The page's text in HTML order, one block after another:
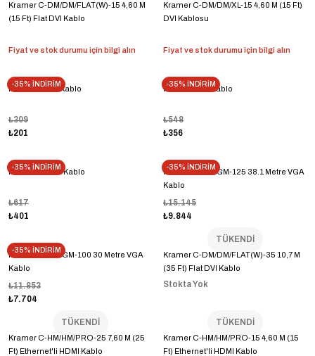
Kramer C-DM/DM/FLAT(W)-15 4,60 M
(15 Ft) Flat DVI Kablo
Fiyat ve stok durumu için bilgi alın
Kramer C-DM/DM/XL-15 4,60 M (15 Ft)
DVI Kablosu
Fiyat ve stok durumu için bilgi alın
-35% İNDİRİM
Proboss VGA Kablo
₺201
₺309
-35% İNDİRİM
Proboss DVI Kablo
₺356
₺548
-35% İNDİRİM
Proboss HDMI Kablo
₺401
₺617
-35% İNDİRİM
Kramer C-GM/GM-125 38.1 Metre VGA
Kablo
₺9.844
₺15.145
-35% İNDİRİM
Kramer C-GM/GM-100 30 Metre VGA
Kablo
₺7.704
₺11.853
TÜKENDİ
Kramer C-DM/DM/FLAT(W)-35 10,7 M
(35 Ft) Flat DVI Kablo
Stokta Yok
TÜKENDİ
Kramer C-HM/HM/PRO-25 7,60 M (25
Ft) Ethernet'li HDMI Kablo
TÜKENDİ
Kramer C-HM/HM/PRO-15 4,60 M (15
Ft) Ethernet'li HDMI Kablo